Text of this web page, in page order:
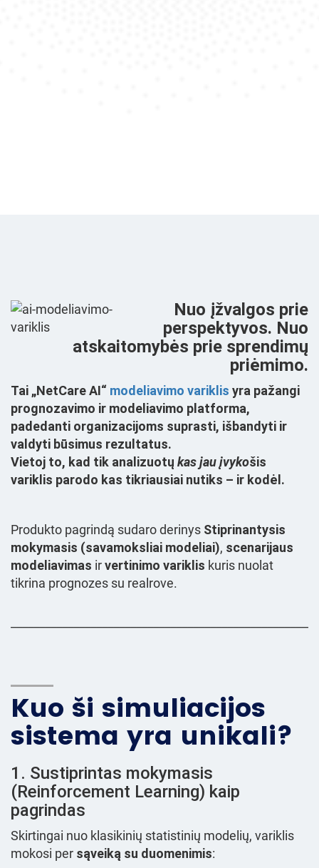
Nuo įžvalgos prie
perspektyvos. Nuo
atskaitomybės prie sprendimų
priėmimo.
Tai „NetCare AI“ modeliavimo variklis yra pažangi
prognozavimo ir modeliavimo platforma,
padedanti organizacijoms suprasti, išbandyti ir
valdyti būsimus rezultatus.
Vietoj to, kad tik analizuotų kas jau įvykošis
variklis parodo kas tikriausiai nutiks – ir kodėl .
Produkto pagrindą sudaro derinys Stiprinantysis
mokymasis (savamoksliai modeliai), scenarijaus
modeliavimas irvertinimo variklis kuris nuolat
tikrina prognozes su realrove.
Kuo ši simuliacijos
sistema yra unikali?
1. Sustiprintas mokymasis
(Reinforcement Learning) kaip
pagrindas
Skirtingai nuo klasikinių statistinių modelių, variklis
mokosi per sąveiką su duomenimis: